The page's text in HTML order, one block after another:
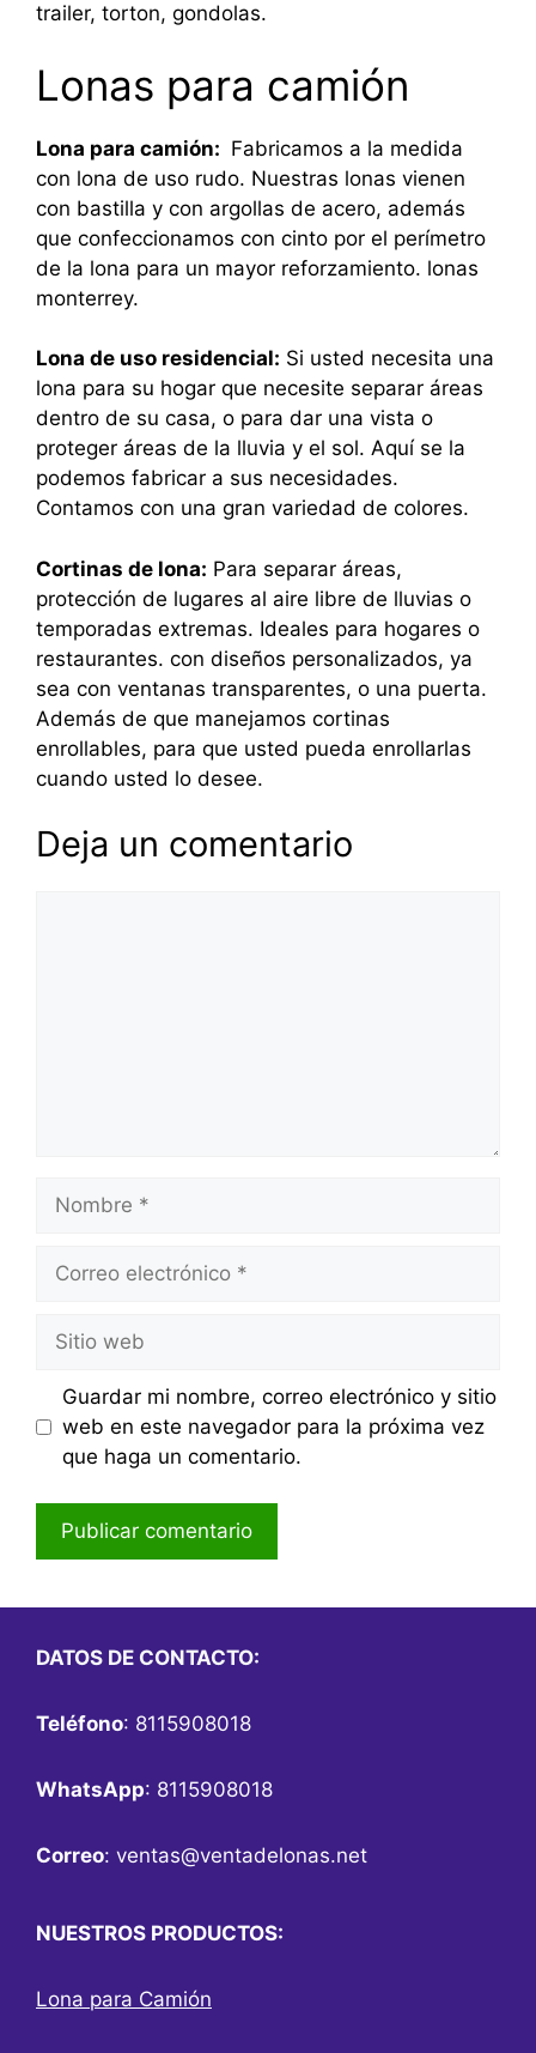
trailer, torton, gondolas.
Lonas para camión
Lona para camión: Fabricamos a la medida
con lona de uso rudo. Nuestras lonas vienen
con bastilla y con argollas de acero, además
que confeccionamos con cinto por el perímetro
de la lona para un mayor reforzamiento. lonas
monterrey.
Lona de uso residencial: Si usted necesita una
lona para su hogar que necesite separar áreas
dentro de su casa, o para dar una vista o
proteger áreas de la lluvia y el sol. Aquí se la
podemos fabricar a sus necesidades.
Contamos con una gran variedad de colores.
Cortinas de lona: Para separar áreas,
protección de lugares al aire libre de lluvias o
temporadas extremas. Ideales para hogares o
restaurantes. con diseños personalizados, ya
sea con ventanas transparentes, o una puerta.
Además de que manejamos cortinas
enrollables, para que usted pueda enrollarlas
cuando usted lo desee.
Deja un comentario
Nombre
Correo
Sitio
web
Guardar mi nombre, correo electrónico y sitio
web en este navegador para la próxima vez
que haga un comentario.
DATOS DE CONTACTO:
Teléfono: 8115908018
WhatsApp: 8115908018
Correo: ventas@ventadelonas.net
NUESTROS PRODUCTOS:
Lona para Camión